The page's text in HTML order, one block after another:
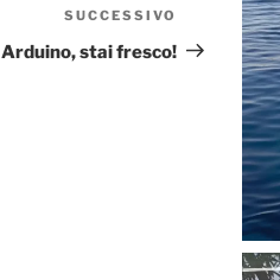
Articolo
successivo
SUCCESSIVO
Arduino, stai fresco!